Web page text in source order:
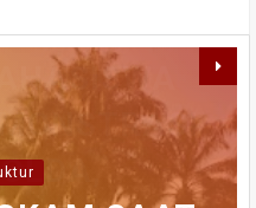
GUNUNG
DAN
AMRAN